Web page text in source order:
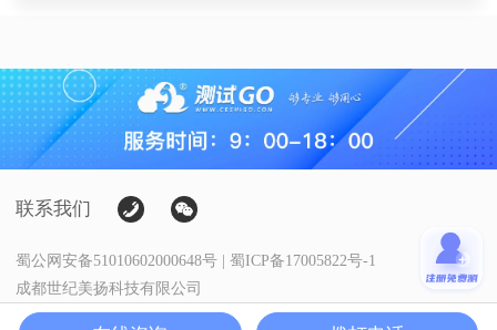
联系我们
蜀公网安备51010602000648号 | 蜀ICP备17005822号-1
成都世纪美扬科技有限公司
Copyright@测试狗·科研服务